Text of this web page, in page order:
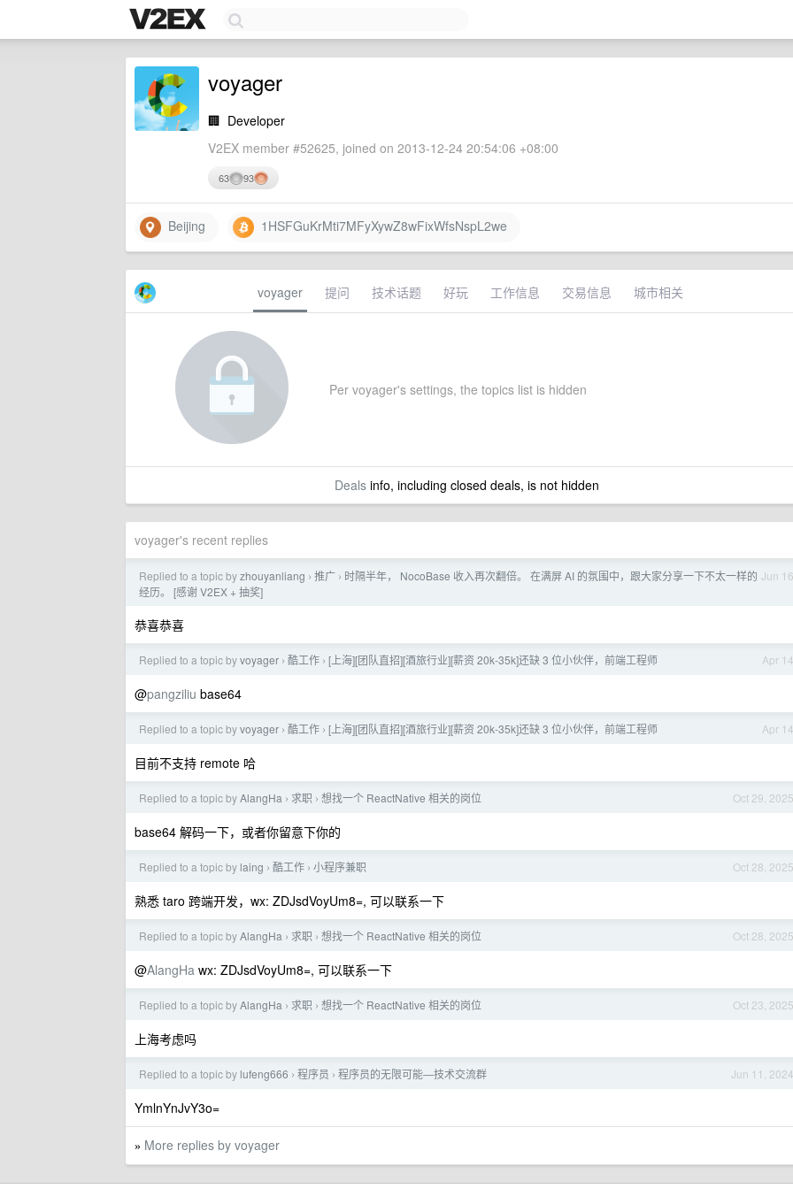
voyager
🏢 Developer
V2EX member #52625, joined on 2013-12-24 20:54:06 +08:00
63 93
Beijing 1HSFGuKrMti7MFyXywZ8wFixWfsNspL2we
voyager 提问 技术话题 好玩 工作信息 交易信息 城市相关
Per voyager's settings, the topics list is hidden
Dealsinfo, including closed deals, is not hidden
voyager's recent replies
Jun 16
Replied to a topic byzhouyanliang › 推广 › 时隔半年， NocoBase 收入再次翻倍。 在满屏 AI 的氛围中，跟大家分享一下不太一样的
经历。 [感谢 V2EX + 抽奖]
恭喜恭喜
Apr 14
Replied to a topic byvoyager › 酷工作 › [上海][团队直招][酒旅行业][薪资 20k-35k]还缺 3 位小伙伴，前端工程师
@pangziliu base64
Apr 14
Replied to a topic byvoyager › 酷工作 › [上海][团队直招][酒旅行业][薪资 20k-35k]还缺 3 位小伙伴，前端工程师
目前不支持 remote 哈
Oct 29, 2025
Replied to a topic byAlangHa › 求职 › 想找一个 ReactNative 相关的岗位
base64 解码一下，或者你留意下你的
Oct 28, 2025
Replied to a topic by laing › 酷工作 › 小程序兼职
熟悉 taro 跨端开发，wx: ZDJsdVoyUm8=, 可以联系一下
Oct 28, 2025
Replied to a topic byAlangHa › 求职 › 想找一个 ReactNative 相关的岗位
@AlangHa wx: ZDJsdVoyUm8=, 可以联系一下
Oct 23, 2025
Replied to a topic byAlangHa › 求职 › 想找一个 ReactNative 相关的岗位
上海考虑吗
Jun 11, 2024
Replied to a topic by lufeng666 › 程序员 › 程序员的无限可能—技术交流群
YmlnYnJvY3o=
» More replies by voyager